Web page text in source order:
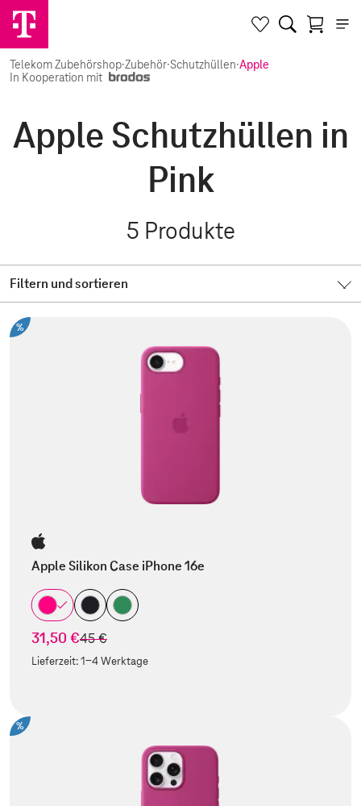
Telekom Zubehörshop·Zubehör·Schutzhüllen·Apple
In Kooperation mit
Apple Schutzhüllen in
Pink
5 Produkte
Filtern und sortieren
%
Apple Silikon Case iPhone 16e
31,50 €statt
45 €
Lieferzeit:1-4 Werktage
%